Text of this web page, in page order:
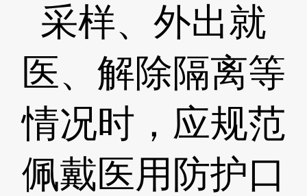
采样、外出就
医、解除隔离等
情况时，应规范
佩戴医用防护口